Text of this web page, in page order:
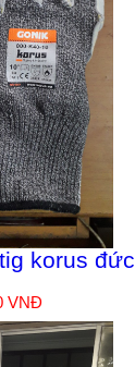
korus đức
VNĐ